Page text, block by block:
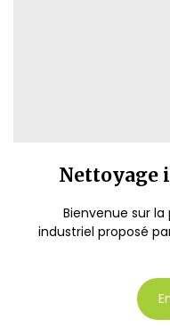
Nettoyage
Bienvenue sur
industriel proposé